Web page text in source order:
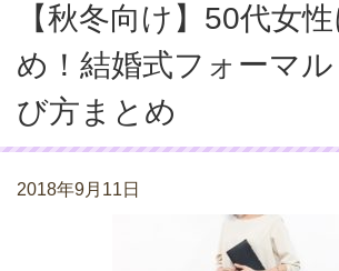
【秋冬向け】50代女
め！結婚式フォーマ
び方まとめ
2018年9月11日